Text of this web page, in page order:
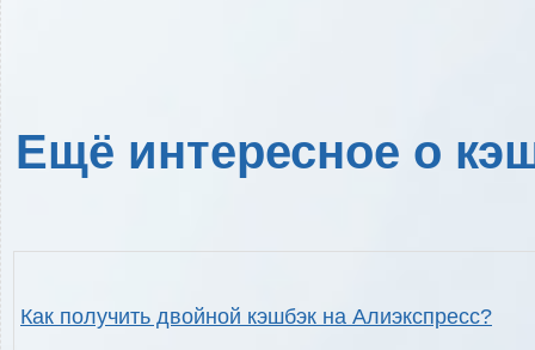
Ещё интересное о
Как получить двойной кэшбэк на Алиэкспресс?